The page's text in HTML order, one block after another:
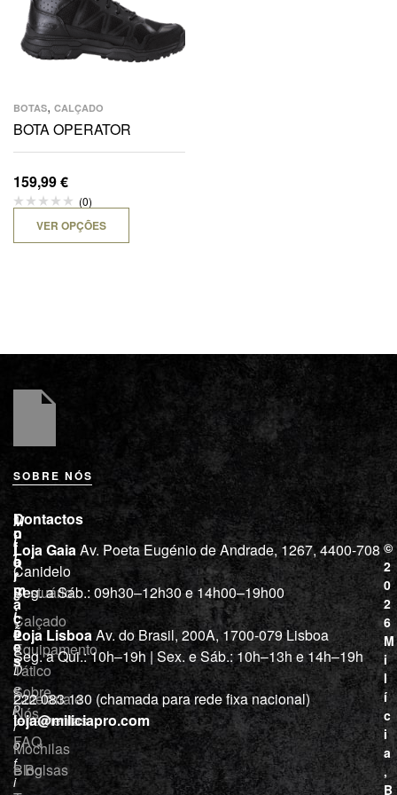
BOTAS, CALÇADO
BOTA OPERATOR
159,99€
(0)
VER OPÇÕES
SOBRE NÓS
M
i
l
í
c
i
a
“
D
e
p
r
o
f
i
L
o
j
a
Vestuário
Calçado
Equipamento
Tático
Cutelaria e
ferramentas
Mochilas
e Bolsas
I
n
f
o
r
m
a
ç
õ
e
s
Sobre
Nós
FAQ
Blog
Contactos
Loja GaiaAv. Poeta Eugénio de Andrade, 1267, 4400-708
Canidelo
Seg. a Sáb.: 09h30–12h30 e 14h00–19h00
Loja LisboaAv. do Brasil, 200A, 1700-079 Lisboa
Seg. a Qui.: 10h–19h | Sex. e Sáb.: 10h–13h e 14h–19h
222 083 130 (chamada para rede fixa nacional)
loja@miliciapro.com
©
2
0
2
6
M
i
l
í
c
i
a
,
B